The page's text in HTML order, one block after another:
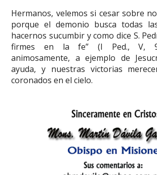
Hermanos, velemos si cesar sobre
porque el demonio busca todas
hacernos sucumbir y como dice S.
firmes en la fe” (I Ped., V,
animosamente, a ejemplo de
ayuda, y nuestras victorias
coronados en el cielo.